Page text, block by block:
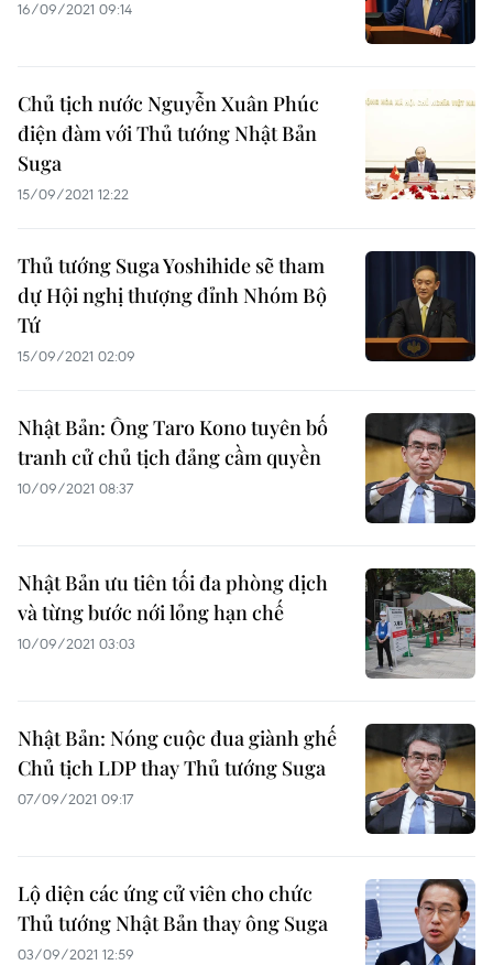
16/09/2021 09:14
Chủ tịch nước Nguyễn Xuân Phúc
điện đàm với Thủ tướng Nhật Bản
Suga
15/09/2021 12:22
Thủ tướng Suga Yoshihide sẽ tham
dự Hội nghị thượng đỉnh Nhóm Bộ
Tứ
15/09/2021 02:09
Nhật Bản: Ông Taro Kono tuyên bố
tranh cử chủ tịch đảng cầm quyền
10/09/2021 08:37
Nhật Bản ưu tiên tối đa phòng dịch
và từng bước nới lỏng hạn chế
10/09/2021 03:03
Nhật Bản: Nóng cuộc đua giành ghế
Chủ tịch LDP thay Thủ tướng Suga
07/09/2021 09:17
Lộ diện các ứng cử viên cho chức
Thủ tướng Nhật Bản thay ông Suga
03/09/2021 12:59